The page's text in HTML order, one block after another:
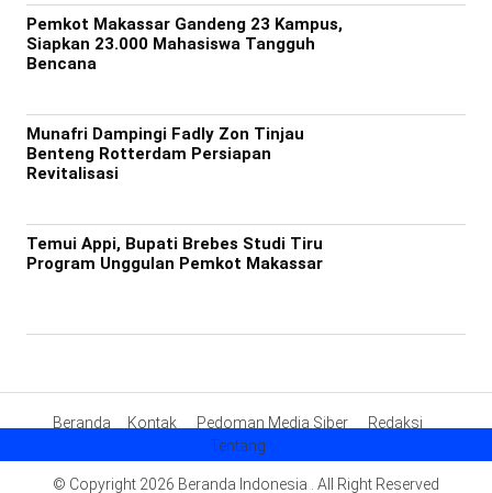
Pemkot Makassar Gandeng 23 Kampus,
Siapkan 23.000 Mahasiswa Tangguh
Bencana
Munafri Dampingi Fadly Zon Tinjau
Benteng Rotterdam Persiapan
Revitalisasi
Temui Appi, Bupati Brebes Studi Tiru
Program Unggulan Pemkot Makassar
Beranda Kontak Pedoman Media Siber
Redaksi
Tentang
© Copyright 2026 Beranda Indonesia . All Right Reserved